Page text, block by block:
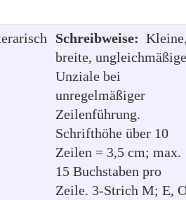
Schreibweise:
breite, ungleichmäßige
Unziale bei
unregelmäßiger
Zeilenführung.
Schrifthöhe über 10
Zeilen = 3,5 cm; max.
15 Buchstaben pro
Zeile. 3-Strich M; E,